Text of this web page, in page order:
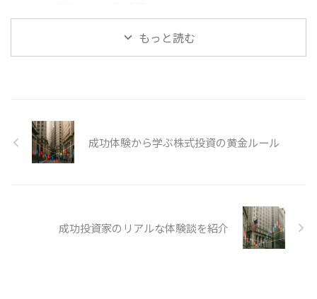
な分析ツールの一つです。株価の
過去の動きを視覚的に確認でき、
理を反映した動きを理解するのに
役立ちます。陽線は株価上昇、陰
線は下落を示し、形状によって今
後の流れを推測できます。 移動
もっと読む
成功体験から学ぶ株式投資の黄金ルール
成功投資家のリアルな体験談を紹介